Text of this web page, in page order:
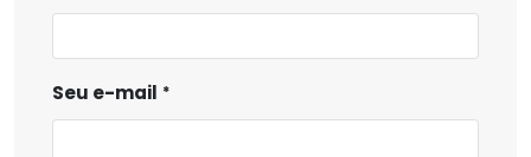
Seu e-mail